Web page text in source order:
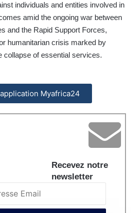
individuals and entities involved in
amid the ongoing war between
and the Rapid Support Forces,
humanitarian crisis marked by
collapse of essential services.
Myafrica24
Recevez notre
newsletter